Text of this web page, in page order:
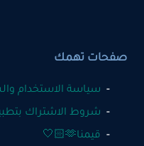
صفحات تهمك
سياسة الاستخدام
شروط الاشتراك
قيمنا🫶🏻🤍